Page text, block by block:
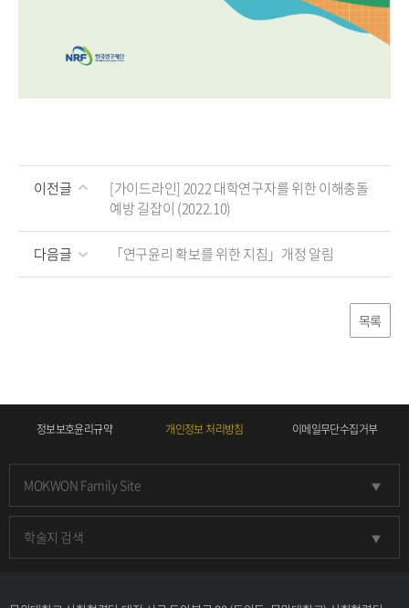
이전글
[가이드라인] 2022 대학연구자를 위한 이해충돌
예방 길잡이 (2022.10)
다음글 「연구윤리 확보를 위한 지침」개정 알림
목록
정보보호윤리규약 개인정보 처리방침 이메일무단수집거부
MOKWON Family Site
학술지 검색